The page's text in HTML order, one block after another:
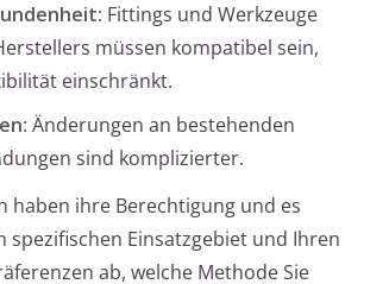
: Fittings und Werkzeuge
müssen kompatibel sein,
einschränkt.
: Änderungen an bestehenden
sind komplizierter.
haben ihre Berechtigung und es
spezifischen Einsatzgebiet und Ihren
ab, welche Methode Sie